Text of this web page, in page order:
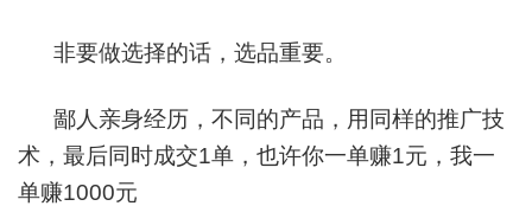
非要做选择的话，选品重要。
鄙人亲身经历，不同的产品，用同样的推广技
术，最后同时成交1单，也许你一单赚1元，我一
单赚1000元